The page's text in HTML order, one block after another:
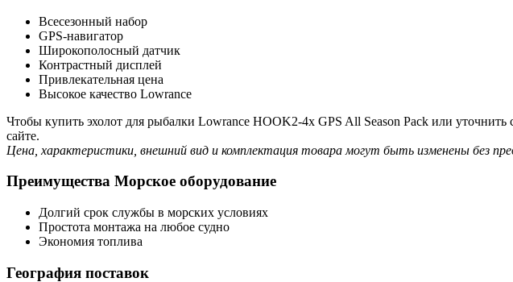
Всесезонный набор
GPS-навигатор
Широкополосный датчик
Контрастный дисплей
Привлекательная цена
Высокое качество Lowrance
Чтобы купить эхолот для рыбалки Lowrance HOOK2-4x GPS All Season Pack или
сайте.
Цена, характеристики, внешний вид и комплектация товара могут быть изменены без
Преимущества Морское оборудование
Долгий срок службы в морских условиях
Простота монтажа на любое судно
Экономия топлива
География поставок